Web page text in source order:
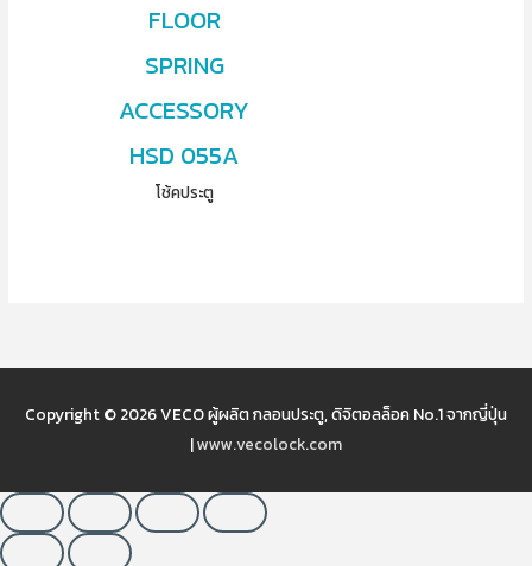
FLOOR
SPRING
ACCESSORY
HSD 055A
โช้คประตู
Copyright © 2026VECO ผู้ผลิต กลอนประตู, ดิจิตอลล็อค No.1 จากญี่ปุ่น
|www.vecolock.com